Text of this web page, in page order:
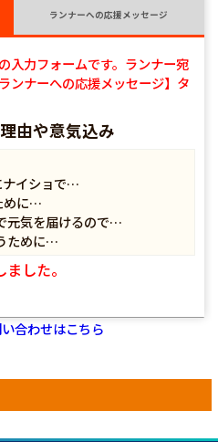
ランナーへの応援メッセージ
入力フォームです。ランナー宛
ンナーへの応援メッセージ】タ
由や意気込み
ナイショで…
めに…
元気を届けるので…
ために…
した。
合わせはこちら